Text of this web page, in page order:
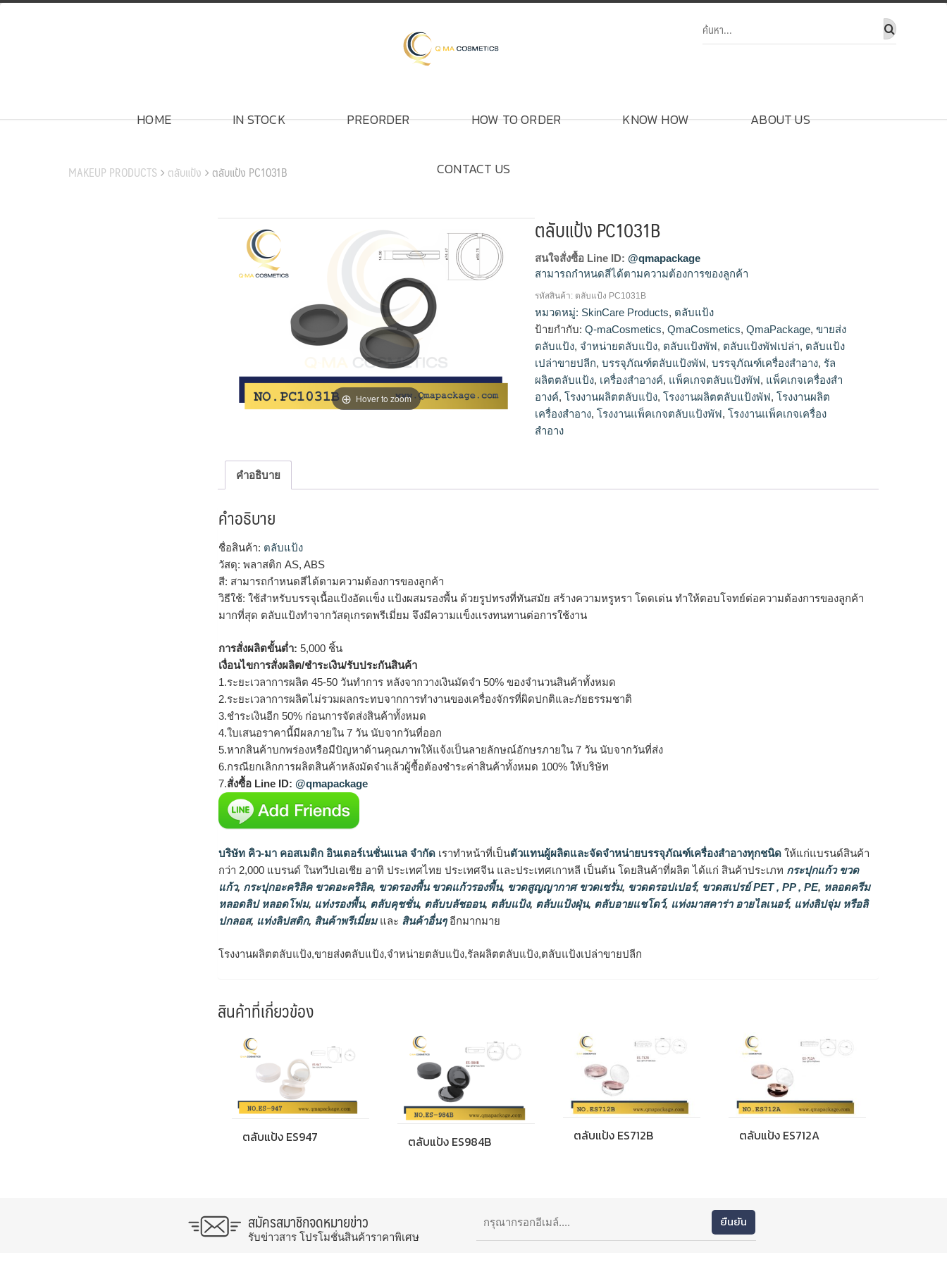
Skip
HOME IN STOCK PREORDER HOW TO ORDER KNOW HOW ABOUT US
CONTACT US
MAKEUP PRODUCTS ตลับแป้ง ตลับแป้ง PC1031B
Hover to zoom
ตลับแป้ง PC1031B
สนใจสั่งซื้อ Line ID: @qmapackage
สามารถกำหนดสีได้ตามความต้องการของลูกค้า
โรงงานผลิตตลับแป้ง,ขายส่งตลับแป้ง,จำหน่ายตลับแป้ง,รัลผลิตตลับ
แป้ง,ตลับแป้งเปล่าขายปลีก
รหัสสินค้า: ตลับแป้ง PC1031B
หมวดหมู่: SkinCare Products, ตลับแป้ง
ป้ายกำกับ:Q-maCosmetics,QmaCosmetics,QmaPackage,ขายส่ง
ตลับแป้ง, จำหน่ายตลับแป้ง, ตลับแป้งพัฟ, ตลับแป้งพัฟเปล่า, ตลับแป้ง
เปล่าขายปลีก,บรรจุภัณฑ์ตลับแป้งพัฟ,บรรจุภัณฑ์เครื่องสำอาง, รัล
ผลิตตลับแป้ง, เครื่องสำอางค์, แพ็คเกจตลับแป้งพัฟ, แพ็คเกจเครื่องสำ
อางค์,โรงงานผลิตตลับแป้ง,โรงงานผลิตตลับแป้งพัฟ,โรงงานผลิต
เครื่องสำอาง,โรงงานแพ็คเกจตลับแป้งพัฟ,โรงงานแพ็คเกจเครื่อง
สำอาง
คำอธิบาย
คำอธิบาย
ชื่อสินค้า: ตลับแป้ง
วัสดุ: พลาสติก AS, ABS
สี: สามารถกำหนดสีได้ตามความต้องการของลูกค้า
วิธีใช้: ใช้สำหรับบรรจุเนื้อแป้งอัดเเข็ง แป้งผสมรองพื้น ด้วยรูปทรงที่ทันสมัย สร้างความหรูหรา โดดเด่น ทำให้ตอบโจทย์ต่อความต้องการของลูกค้า
มากที่สุด ตลับแป้งทำจากวัสดุเกรดพรีเมี่ยม จึงมีความเเข็งเเรงทนทานต่อการใช้งาน
การสั่งผลิตขั้นต่ำ: 5,000 ชิ้น
เงื่อนไขการสั่งผลิต/ชำระเงิน/รับประกันสินค้า
1.ระยะเวลาการผลิต 45-50 วันทำการ หลังจากวางเงินมัดจำ 50% ของจำนวนสินค้าทั้งหมด
2.ระยะเวลาการผลิตไม่รวมผลกระทบจากการทำงานของเครื่องจักรที่ผิดปกติและภัยธรรมชาติ
3.ชำระเงินอีก 50% ก่อนการจัดส่งสินค้าทั้งหมด
4.ใบเสนอราคานี้มีผลภายใน 7 วัน นับจากวันที่ออก
5.หากสินค้าบกพร่องหรือมีปัญหาด้านคุณภาพให้แจ้งเป็นลายลักษณ์อักษรภายใน 7 วัน นับจากวันที่ส่ง
6.กรณียกเลิกการผลิตสินค้าหลังมัดจำแล้วผู้ซื้อต้องชำระค่าสินค้าทั้งหมด 100% ให้บริษัท
7.สั่งซื้อ Line ID: @qmapackage
บริษัท คิว-มา คอสเมติก อินเตอร์เนชั่นแนล จำกัด เราทำหน้าที่เป็นตัวแทนผู้ผลิตและจัดจำหน่ายบรรจุภัณฑ์เครื่องสำอางทุกชนิด ให้แก่แบรนด์สินค้า
กว่า 2,000 แบรนด์ ในทวีปเอเชีย อาทิ ประเทศไทย ประเทศจีน และประเทศเกาหลี เป็นต้น โดยสินค้าที่ผลิต ได้แก่ สินค้าประเภท กระปุกแก้ว ขวด
แก้ว, กระปุกอะคริลิค ขวดอะคริลิค, ขวดรองพื้น ขวดแก้วรองพื้น, ขวดสูญญากาศ ขวดเซรั่ม, ขวดดรอปเปอร์, ขวดสเปรย์ PET , PP , PE, หลอดครีม
หลอดลิป หลอดโฟม, แท่งรองพื้น, ตลับคุชชั่น, ตลับบลัชออน, ตลับแป้ง, ตลับแป้งฝุ่น, ตลับอายแชโดว์, แท่งมาสคาร่า อายไลเนอร์, แท่งลิปจุ่ม หรือลิ
ปกลอส, แท่งลิปสติก, สินค้าพรีเมี่ยมและ สินค้าอื่นๆอีกมากมาย
โรงงานผลิตตลับแป้ง,ขายส่งตลับแป้ง,จำหน่ายตลับแป้ง,รัลผลิตตลับแป้ง,ตลับแป้งเปล่าขายปลีก
สินค้าที่เกี่ยวข้อง
ตลับแป้ง ES947 ตลับแป้ง ES984B ตลับแป้ง ES712B ตลับแป้ง ES712A
สมัครสมาชิกจดหมายข่าว
รับข่าวสาร โปรโมชั่นสินค้าราคาพิเศษ